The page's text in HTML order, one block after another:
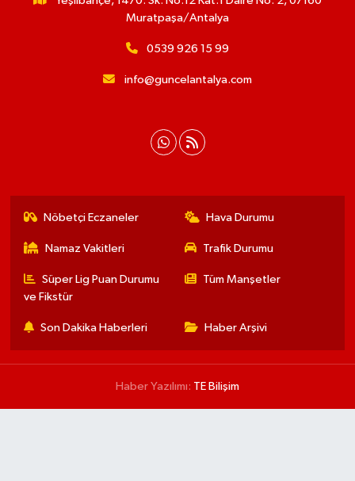
Muratpaşa/Antalya
0539 926 15 99
info@guncelantalya.com
Nöbetçi Eczaneler Hava Durumu
Namaz Vakitleri Trafik Durumu
Süper Lig Puan Durumu
ve Fikstür
Tüm Manşetler
Son Dakika Haberleri Haber Arşivi
Haber Yazılımı: TE Bilişim